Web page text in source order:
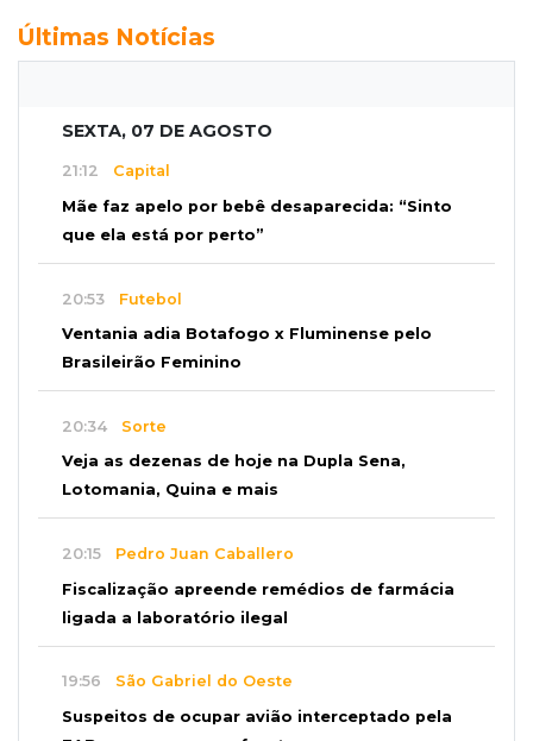
Últimas Notícias
SEXTA, 07 DE AGOSTO
21:12 Capital
Mãe faz apelo por bebê desaparecida: “Sinto
que ela está por perto”
20:53 Futebol
Ventania adia Botafogo x Fluminense pelo
Brasileirão Feminino
20:34 Sorte
Veja as dezenas de hoje na Dupla Sena,
Lotomania, Quina e mais
20:15 Pedro Juan Caballero
Fiscalização apreende remédios de farmácia
ligada a laboratório ilegal
19:56 São Gabriel do Oeste
Suspeitos de ocupar avião interceptado pela